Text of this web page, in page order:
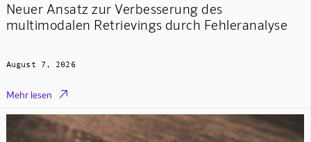
Neuer Ansatz zur Verbesserung des
multimodalen Retrievings durch Fehleranalyse
August 7, 2026
Mehr lesen 